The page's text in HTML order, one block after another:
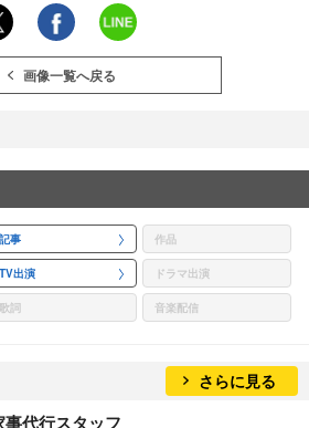
画像一覧へ戻る
記事 作品
TV出演 ドラマ出演
歌詞 音楽配信
さらに見る
代行スタッフ